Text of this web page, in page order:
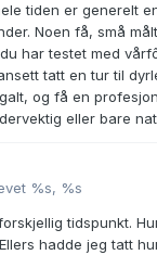
tiden er generelt
Noen få, små
har testet med
tatt en tur til
og få en
eller bare
%s, %s
tidspunkt.
hadde jeg tatt